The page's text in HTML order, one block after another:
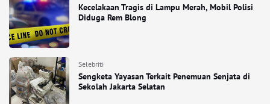
Kecelakaan Tragis di Lampu Merah, Mobil Polisi
Diduga Rem Blong
Selebriti
Sengketa Yayasan Terkait Penemuan Senjata di
Sekolah Jakarta Selatan